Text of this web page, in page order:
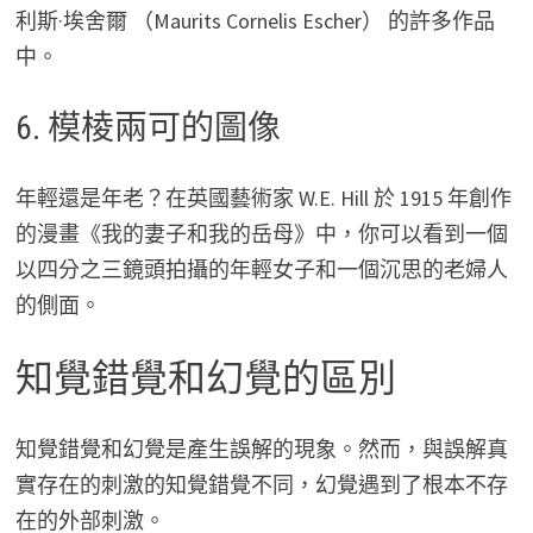
利斯·埃舍爾 （Maurits Cornelis Escher） 的許多作品
中。
6. 模棱兩可的圖像
年輕還是年老？在英國藝術家 W.E. Hill 於 1915 年創作
的漫畫《我的妻子和我的岳母》中，你可以看到一個
以四分之三鏡頭拍攝的年輕女子和一個沉思的老婦人
的側面。
知覺錯覺和幻覺的區別
知覺錯覺和幻覺是產生誤解的現象。然而，與誤解真
實存在的刺激的知覺錯覺不同，幻覺遇到了根本不存
在的外部刺激。